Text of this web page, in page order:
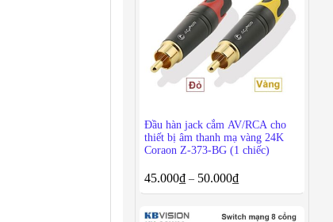
Đầu hàn jack cắm AV/RCA cho
thiết bị âm thanh mạ vàng 24K
Coraon Z-373-BG (1 chiếc)
45.000₫ – 50.000₫